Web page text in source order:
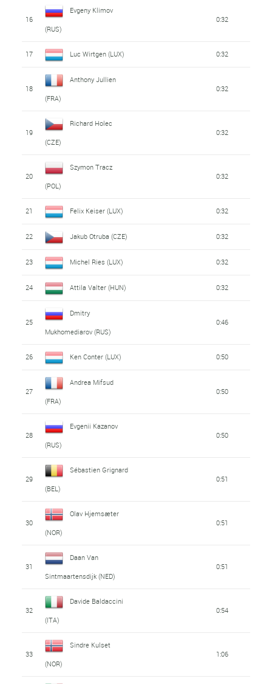
16
Evgeny Klimov
(RUS)
0:32
17 Luc Wirtgen (LUX) 0:32
18
Anthony Jullien
(FRA)
0:32
19
Richard Holec
(CZE)
0:32
20
Szymon Tracz
(POL)
0:32
21 Felix Keiser (LUX) 0:32
22 Jakub Otruba (CZE) 0:32
23 Michel Ries (LUX) 0:32
24 Attila Valter (HUN) 0:32
25
Dmitry
Mukhomediarov (RUS)
0:46
26 Ken Conter (LUX) 0:50
27
Andrea Mifsud
(FRA)
0:50
28
Evgenii Kazanov
(RUS)
0:50
29
Sébastien Grignard
(BEL)
0:51
30
Olav Hjemsæter
(NOR)
0:51
31
Daan Van
Sintmaartensdijk (NED)
0:51
32
Davide Baldaccini
(ITA)
0:54
33
Sindre Kulset
(NOR)
1:06